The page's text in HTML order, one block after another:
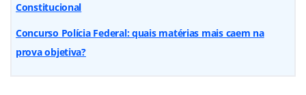
Constitucional
Concurso Polícia Federal: quais matérias mais caem na
prova objetiva?